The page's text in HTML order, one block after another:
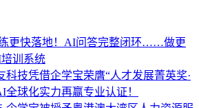
更快落地！AI问答完整闭环……做更
训系统
科技凭借企学宝荣膺“人才发展菁英奖·
全球化实力再赢专业认证！